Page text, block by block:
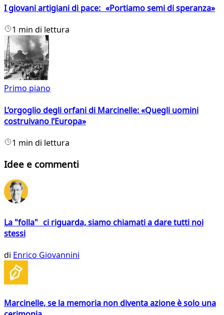
I giovani artigiani di pace: «Portiamo semi di speranza»
1 min di lettura
Primo piano
L’orgoglio degli orfani di Marcinelle: «Quegli uomini
costruivano l’Europa»
1 min di lettura
Idee e commenti
La "folla" ci riguarda, siamo chiamati a dare tutti noi
stessi
di Enrico Giovannini
Marcinelle, se la memoria non diventa azione è solo una